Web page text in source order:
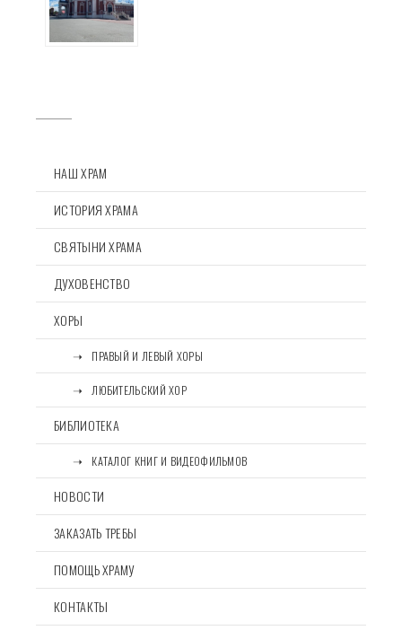
НАШ ХРАМ
ИСТОРИЯ ХРАМА
СВЯТЫНИ ХРАМА
ДУХОВЕНСТВО
ХОРЫ
⠀⠀➝⠀ПРАВЫЙ И ЛЕВЫЙ ХОРЫ
⠀⠀➝⠀ЛЮБИТЕЛЬСКИЙ ХОР
БИБЛИОТЕКА
⠀⠀➝⠀КАТАЛОГ КНИГ И ВИДЕОФИЛЬМОВ
НОВОСТИ
ЗАКАЗАТЬ ТРЕБЫ
ПОМОЩЬ ХРАМУ
КОНТАКТЫ